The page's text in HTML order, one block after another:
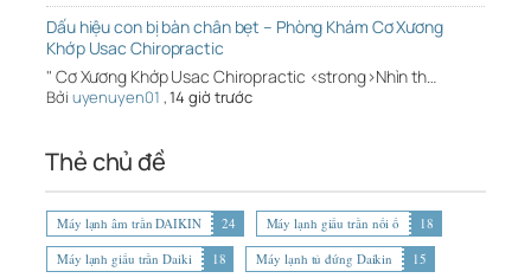
Dấu hiệu con bị bàn chân bẹt – Phòng Khám Cơ Xương
Khớp Usac Chiropractic
" Cơ Xương Khớp Usac Chiropractic <strong>Nhìn th…
Bởi uyenuyen01 ,14 giờ trước
Thẻ chủ đề
Máy lạnh âm trần DAIKIN 24 Máy lạnh giấu trần nối ố
18
Máy lạnh giấu trần Daiki
18 Máy lạnh tủ đứng Daikin
15